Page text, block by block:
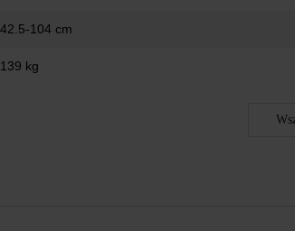
42.5-104 cm
139 kg